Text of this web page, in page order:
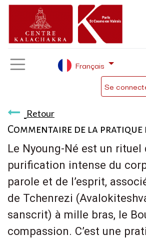
Se
Français
Retour
Commentaire de la pratique
Le Nyoung-Né est un rituel
purification intense du
parole et de l’esprit,
de Tchenrezi
sanscrit) à mille bras, le
compassion. C’est une